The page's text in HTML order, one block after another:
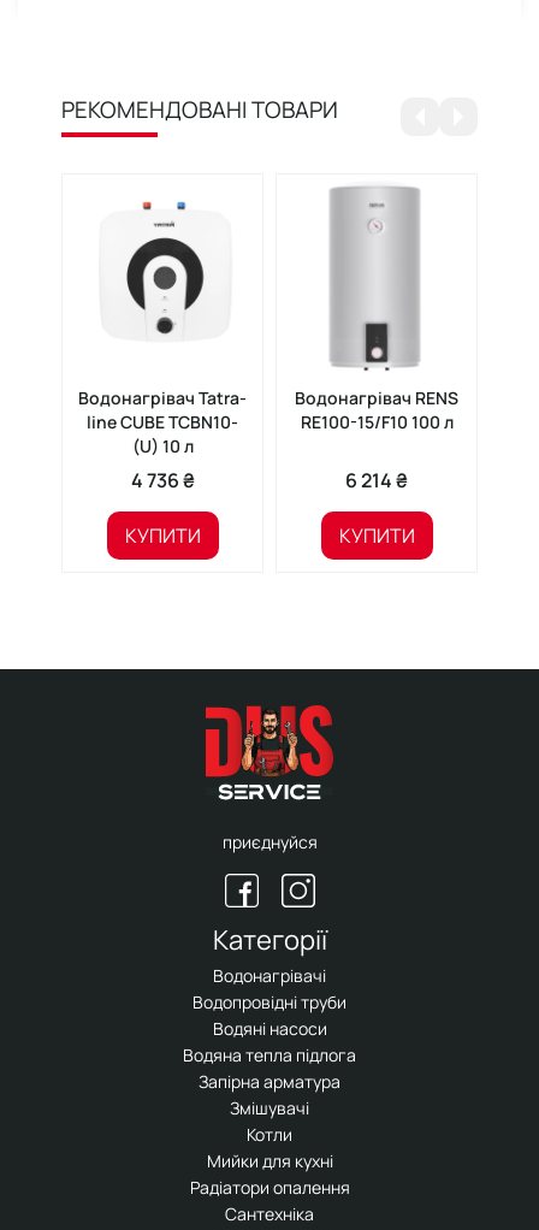
РЕКОМЕНДОВАНІ ТОВАРИ
Водонагрівач Tatra-
line CUBE TСBN10-
(U) 10 л
4 736 ₴
КУПИТИ
Водонагрівач RENS
RE100-15/F10 100 л
6 214 ₴
КУПИТИ
приєднуйся
Категорії
Водонагрівачі
Водопровідні труби
Водяні насоси
Водяна тепла підлога
Запірна арматура
Змішувачі
Котли
Мийки для кухні
Радіатори опалення
Сантехніка